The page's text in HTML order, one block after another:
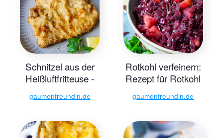
Schnitzel aus der
Heißluftfritteuse -
extra knusprig!
gaumenfreundin.de
Rotkohl verfeinern:
Rezept für Rotkohl
aus dem Glas
gaumenfreundin.de